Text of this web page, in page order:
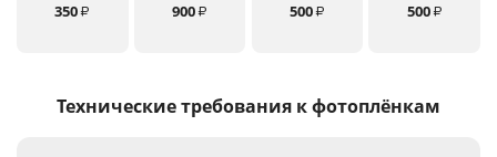
350₽
900₽
500₽
500₽
Технические требования к фотоплёнкам